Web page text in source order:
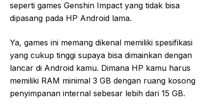
seperti games Genshin Impact yang tidak bisa
dipasang pada HP Android lama.
Ya, games ini memang dikenal memiliki spesifikasi
yang cukup tinggi supaya bisa dimainkan dengan
lancar di Android kamu. Dimana HP kamu harus
memiliki RAM minimal 3 GB dengan ruang kosong
penyimpanan internal sebesar lebih dari 15 GB.